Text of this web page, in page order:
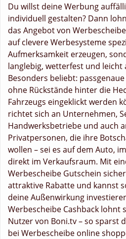
Du willst deine Werbung
individuell gestalten? Dann
das Angebot von
auf clevere Werbesysteme
Aufmerksamkeit erzeugen,
langlebig, wetterfest und leicht
Besonders beliebt:
ohne Rückstände hinter die
Fahrzeugs eingeklickt werden
richtet sich an Unternehmen,
Handwerksbetriebe und auch
Privatpersonen, die ihre
wollen – sei es auf dem Auto,
direkt im Verkaufsraum. Mit
Werbescheibe Gutschein
attraktive Rabatte und kannst
deine Außenwirkung
Werbescheibe Cashback lohnt
Nutzer von Boni.tv – so sparst
bei Werbescheibe online